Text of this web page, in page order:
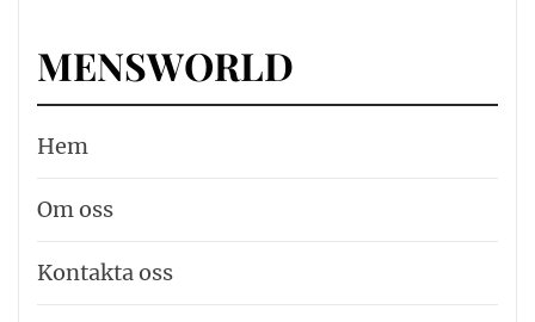
MENSWORLD
Hem
Om oss
Kontakta oss